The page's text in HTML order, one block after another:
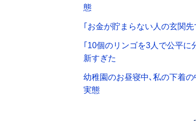
態
｢お金が貯まらない人の玄関
｢10個のリンゴを3人で公平
新すぎた
幼稚園のお昼寝中､私の下着
実態